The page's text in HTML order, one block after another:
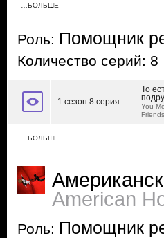
…БОЛЬШЕ
Роль: Помощник
Количество серий: 8
1 сезон 8 серия
То
You
…БОЛЬШЕ
American
Роль: Помощник